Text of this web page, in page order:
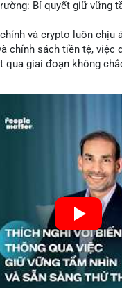
Bí quyết giữ vững
và crypto luôn chịu
chính sách tiền tệ,
giai đoạn không
kiên持 theo kế hoạch
để tận dụng cơ hội